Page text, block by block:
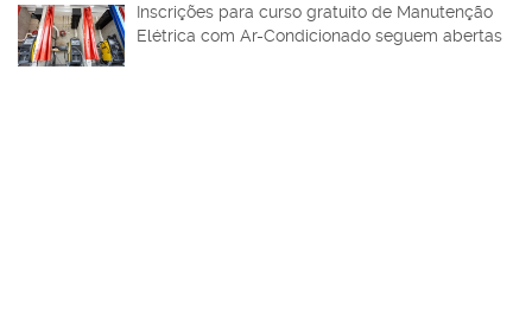
Inscrições para curso gratuito de Manutenção
Elétrica com Ar-Condicionado seguem abertas